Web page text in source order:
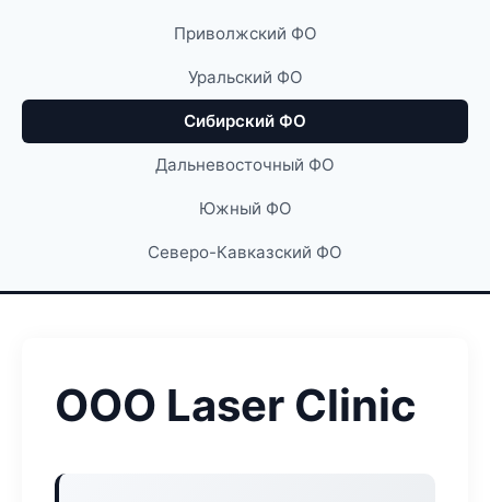
Приволжский ФО
Уральский ФО
Сибирский ФО
Дальневосточный ФО
Южный ФО
Северо-Кавказский ФО
ООО Laser Clinic